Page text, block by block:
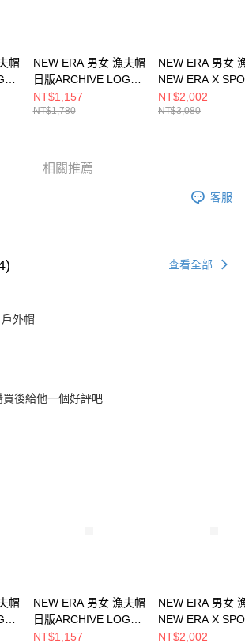
帽
NEW ERA 男女 漁夫帽
日版ARCHIVE LOGO
NE 卡其 NE14201402
NT$1,157
NT$1,780
NEW ERA 男女
NEW ERA X
NE14323546
NT$2,002
NT$3,080
相關推薦
客服
查看全部
戶外帽
後給他一個好評吧
帽
NEW ERA 男女 漁夫帽
日版ARCHIVE LOGO
NE 卡其 NE14201402
NT$1,157
NEW ERA 男女
NEW ERA X
NE14323546
NT$2,002